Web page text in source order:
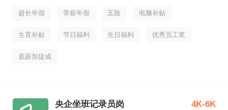
超长年假 带薪年假 五险 电脑补贴
生育补贴 节日福利 生日福利 优秀员工奖
底薪加提成
央企坐班记录员岗
4K-6K